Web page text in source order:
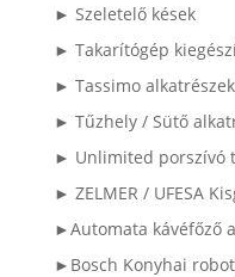
► Szeletelő kések
► Takarítógép
► Tassimo alkatrészek
► Tűzhely / Sütő
► Unlimited porszívó
► ZELMER / UFESA
►Automata kávéfőző
►Bosch Konyhai